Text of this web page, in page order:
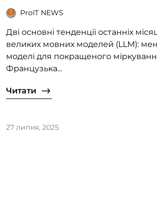
ProIT NEWS
Дві основні тенденції останніх
великих мовних моделей (LLM):
моделі для покращеного
Французька...
Читати
27 липня, 2025